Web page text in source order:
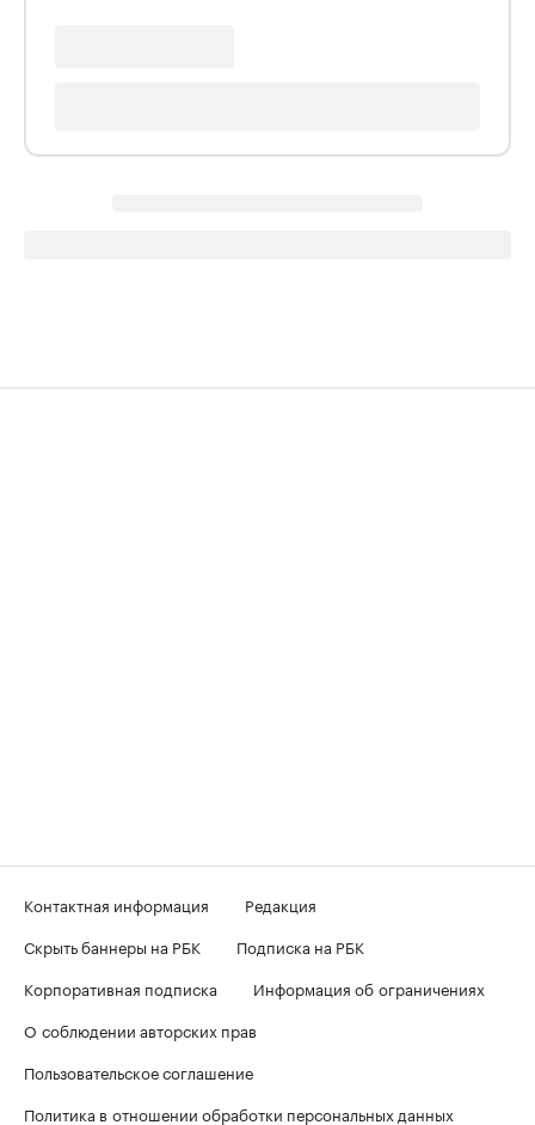
Контактная информация
Редакция
Скрыть баннеры на РБК
Подписка на РБК
Корпоративная подписка
Информация об ограничениях
О соблюдении авторских прав
Пользовательское соглашение
Политика в отношении обработки персональных данных